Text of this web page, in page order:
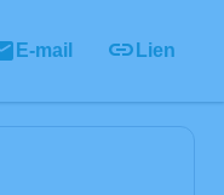
E-mail Lien